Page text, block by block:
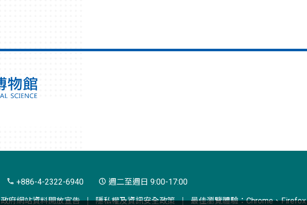
+886-4-2322-6940
週二至週日 9:00-17:00
政府網站資料開放宣告 隱私權及資訊安全政策 最佳瀏覽體驗：Chrome、